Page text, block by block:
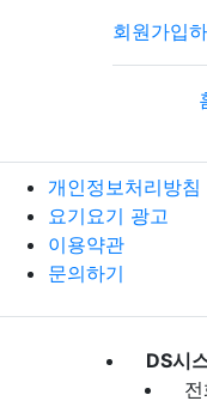
회원가입
개인정보처리방침
요기요기 광고
이용약관
문의하기
DS시